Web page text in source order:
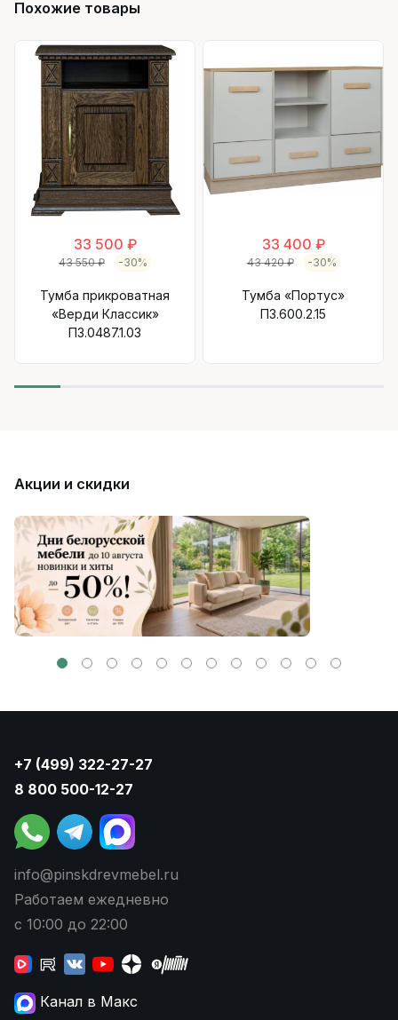
Похожие товары
33 500 ₽
43 550 ₽ -30%
Тумба прикроватная
«Верди Классик»
П3.0487.1.03
33 400 ₽
43 420 ₽ -30%
Тумба «Портус»
П3.600.2.15
Акции и скидки
+7 (499) 322-27-27
8 800 500-12-27
info@pinskdrevmebel.ru
Работаем ежедневно
с 10:00 до 22:00
Канал в Макс